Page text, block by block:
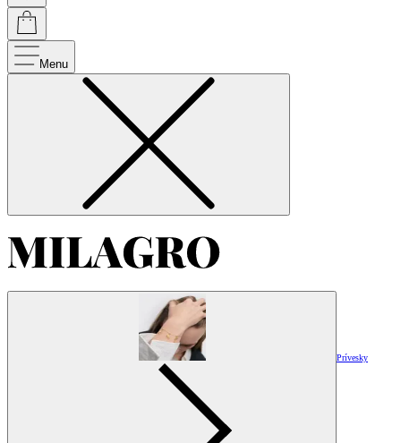
Menu
Prívesky